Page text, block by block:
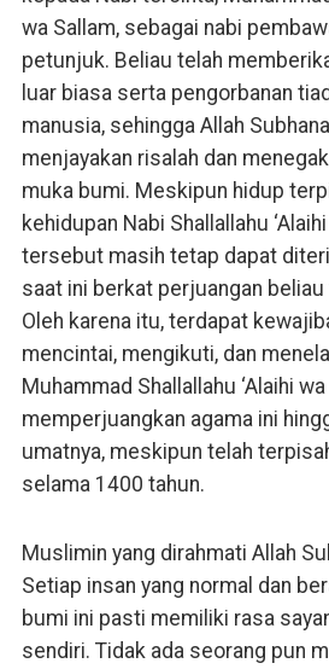
wa Sallam, sebagai nabi
petunjuk. Beliau telah
luar biasa serta pengorbanan
manusia, sehingga Allah
menjayakan risalah dan
muka bumi. Meskipun hidup
kehidupan Nabi Shallallahu
tersebut masih tetap dapat
saat ini berkat perjuangan beliau
Oleh karena itu, terdapat
mencintai, mengikuti, dan
Muhammad Shallallahu ‘Alaihi
memperjuangkan agama ini
umatnya, meskipun telah
selama 1400 tahun.
Muslimin yang dirahmati Allah
Setiap insan yang normal dan
bumi ini pasti memiliki rasa
sendiri. Tidak ada seorang pun